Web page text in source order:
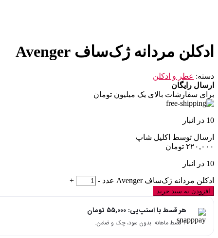
ادکلن مردانه ژک‌ساف Avenger
دسته: عطر و ادکلن
ارسال رایگان
برای سفارشات بالای یک میلیون تومان
10 در انبار
ارسال توسط اکلیل شاپ
۲۲۰,۰۰۰ تومان
10 در انبار
ادکلن مردانه ژک‌ساف Avenger عدد -
+
افزودن به سبد خرید
هر قسط با اسنپ‌پی: ۵۵,۰۰۰ تومان
۴ قسط ماهانه. بدون سود، چک و ضامن.